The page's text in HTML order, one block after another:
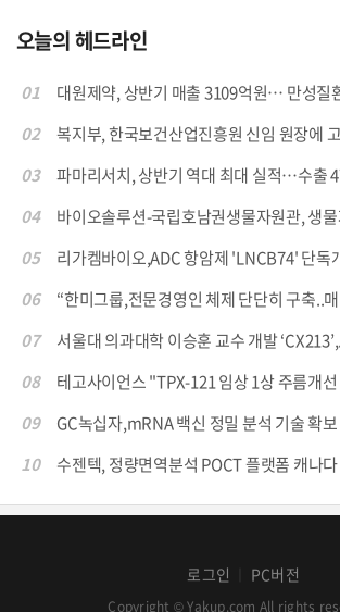
오늘의 헤드라인
01
대원제약, 상반기 매출 3109억원… 만성질
02
복지부, 한국보건산업진흥원 신임 원장에
03
파마리서치, 상반기 역대 최대 실적…수출
04
바이오솔루션-국립호남권생물자원관, 생
05
리가켐바이오,ADC 항암제 'LNCB74' 단독
06
“한미그룹,전문경영인 체제 단단히 구축..
07
서울대 의과대학 이승훈 교수 개발
08
테고사이언스 "TPX-121 임상 1상 주름개
09
GC녹십자,mRNA 백신 정밀 분석 기술 확
10
수젠텍, 정량면역분석 POCT 플랫폼 캐나다
로그인 PC버전
Copyright © Yakup.com All rights